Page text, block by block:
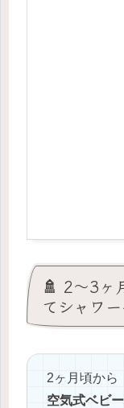
🚿 2〜3ヶ
てシャワ
2ヶ月頃から
空気式ベビ